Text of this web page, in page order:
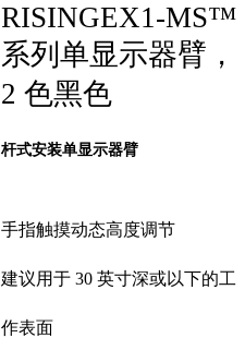
RISINGEX1-MS™
系列单显示器臂，
2 色黑色
杆式安装单显示器臂
手指触摸动态高度调节
建议用于 30 英寸深或以下的工
作表面